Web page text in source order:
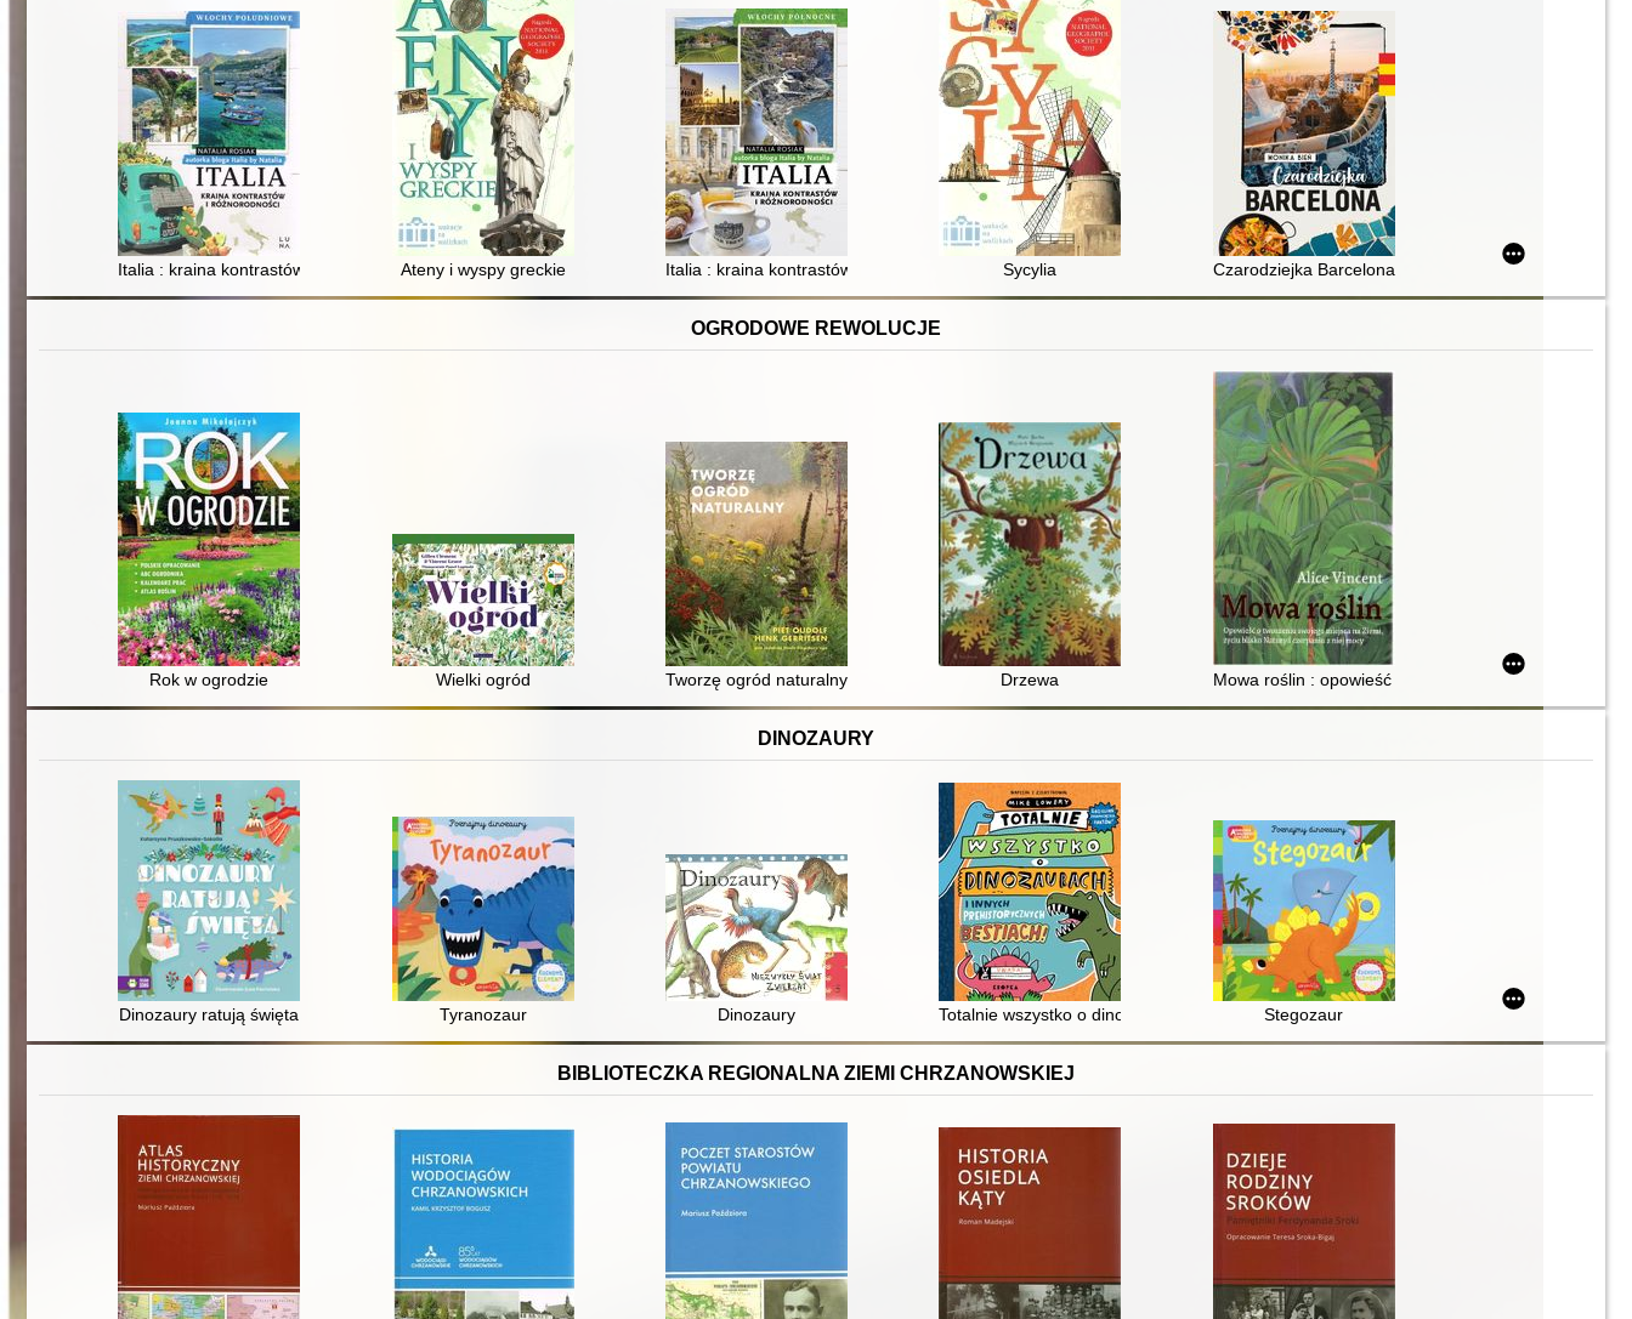
Italia : kraina kontrastów i różnorodności : Włochy Południowe
Ateny i wyspy greckie Italia : kraina kontrastów i różnorodności : Włochy Północne
Sycylia Czarodziejka Barcelona
OGRODOWE REWOLUCJE
Rok w ogrodzie Wielki ogród Tworzę ogród naturalny Drzewa Mowa roślin : opowieść o tworzeniu swojego miejsca
DINOZAURY
Dinozaury ratują święta Tyranozaur Dinozaury Totalnie wszystko o dinozaurach i innych prehistorycznych bestiach!
Stegozaur
BIBLIOTECZKA REGIONALNA ZIEMI CHRZANOWSKIEJ